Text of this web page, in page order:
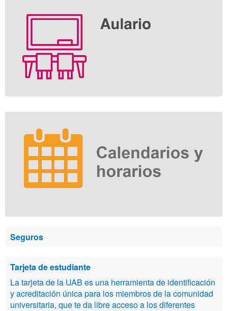
Seguros
Tarjeta de estudiante
La tarjeta de la UAB es una herramienta de identificación
y acreditación única para los miembros de la comunidad
universitaria, que te da libre acceso a los diferentes